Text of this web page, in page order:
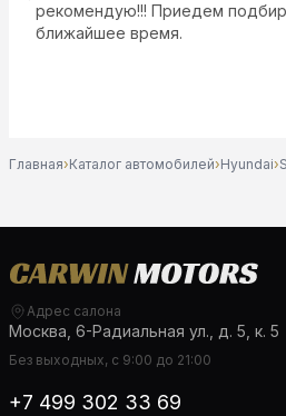
рекомендую!!! Приедем
ближайшее время.
Главная›Каталог автомобилей›Hyundai›
Адрес салона
Москва, 6-Радиальная ул., д. 5, к. 5
Без выходных, с 9:00 до 21:00
+7 499 302 33 69